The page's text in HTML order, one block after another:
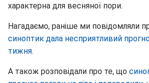
характерна для весняної пори.
Нагадаємо, раніше ми повідомляли
синоптик дала несприятливий
тижня.
А також розповідали про те, що